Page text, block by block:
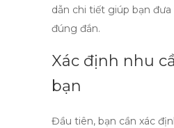
dẫn chi tiết giúp bạn
đúng đắn.
Xác định nhu
bạn
Đầu tiên, bạn cần xác